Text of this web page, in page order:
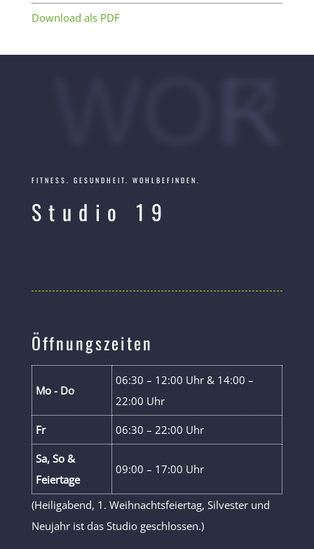
Download als PDF
WORK
FITNESS. GESUNDHEIT. WOHLBEFINDEN.
Studio 19
Öffnungszeiten
Mo - Do
06:30 – 12:00 Uhr & 14:00 –
22:00 Uhr
Fr 06:30 – 22:00 Uhr
Sa, So &
Feiertage
09:00 – 17:00 Uhr
(Heiligabend, 1. Weihnachtsfeiertag, Silvester und
Neujahr ist das Studio geschlossen.)